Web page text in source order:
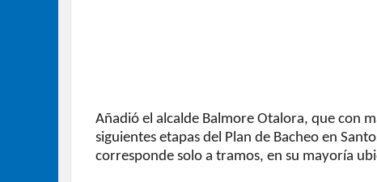
Añadió el alcalde Balmore Otalora, que con
siguientes etapas del Plan de Bacheo en
corresponde solo a tramos, en su mayoría